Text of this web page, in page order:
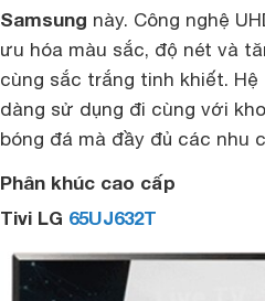
Samsung này. Công nghệ
ưu hóa màu sắc, độ nét và
cùng sắc trắng tinh khiết.
dàng sử dụng đi cùng với
bóng đá mà đầy đủ các nhu
Phân khúc cao cấp
Tivi LG 65UJ632T